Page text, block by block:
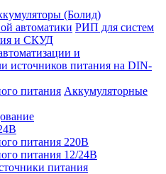
(Болид)
автоматики РИП для систем
и СКУД
и
источников питания на DIN-
питания Аккумуляторные
питания 220В
питания 12/24В
питания